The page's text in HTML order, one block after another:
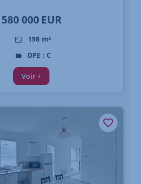
580 000 EUR
198 m²
DPE : C
Voir +